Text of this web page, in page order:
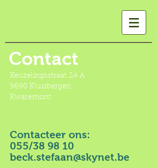
Contact
Keuzelingsstraat 24 A
9690 Kluisbergen
Kwaremont
Contacteer ons:
055/38 98 10
beck.stefaan@skynet.be